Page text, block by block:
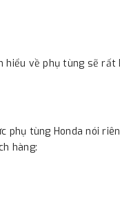
hiểu về phụ tùng sẽ rất
phụ tùng Honda nói
hàng: